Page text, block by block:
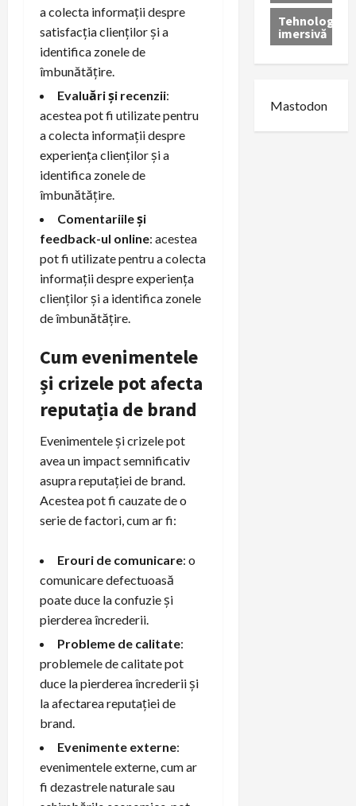
a colecta informații despre
satisfacția clienților și a
identifica zonele de
îmbunătățire.
Evaluări și recenzii:
acestea pot fi utilizate pentru
a colecta informații despre
experiența clienților și a
identifica zonele de
îmbunătățire.
Comentariile și
feedback-ul online: acestea
pot fi utilizate pentru a colecta
informații despre experiența
clienților și a identifica zonele
de îmbunătățire.
Cum evenimentele
și crizele pot afecta
reputația de brand
Evenimentele și crizele pot
avea un impact semnificativ
asupra reputației de brand.
Acestea pot fi cauzate de o
serie de factori, cum ar fi:
Erouri de comunicare: o
comunicare defectuoasă
poate duce la confuzie și
pierderea încrederii.
Probleme de calitate:
problemele de calitate pot
duce la pierderea încrederii și
la afectarea reputației de
brand.
Evenimente externe:
evenimentele externe, cum ar
fi dezastrele naturale sau
Tehnologie
imersivă
Mastodon